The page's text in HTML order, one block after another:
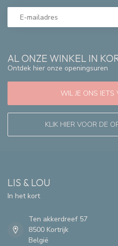
AL ONZE WINKEL IN
Ontdek hier onze openingsuren
WIL JE ONS IETS
KLIK HIER VOOR DE
LIS & LOU
In het kort
Ten akkerdreef 57
8500 Kortrijk
België